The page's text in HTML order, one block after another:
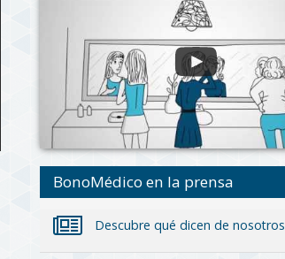
BonoMédico en la prensa
Descubre qué dicen de nosotros